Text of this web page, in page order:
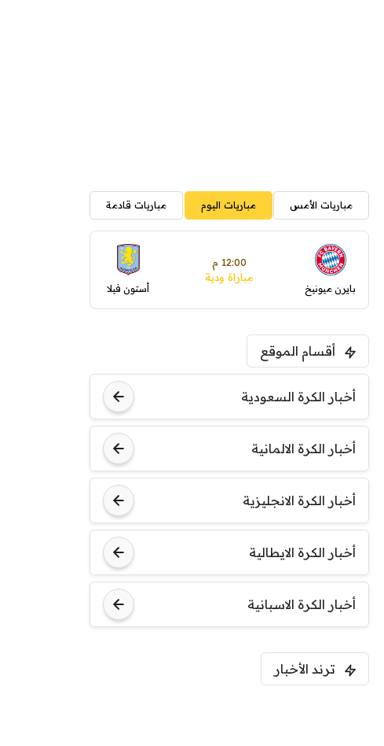
مباريات الأمس مباريات اليوم مباريات قادمة
بايرن ميونيخ
12:00 م
مباراة ودية
أستون فيلا
أقسام الموقع
أخبار الكرة السعودية
أخبار الكرة الالمانية
أخبار الكرة الانجليزية
أخبار الكرة الايطالية
أخبار الكرة الاسبانية
ترند الأخبار